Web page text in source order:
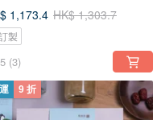
1,173.4 HK$ 1,303.7
製
5 (3)
9 折